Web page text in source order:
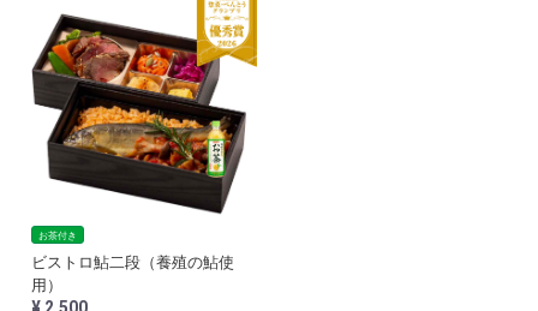
お茶付き
ビストロ鮎二段（養殖の鮎使
用）